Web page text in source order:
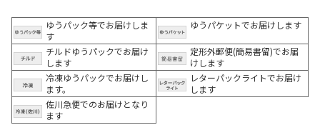
ゆうパック等でお届けしま
す
ゆうパケットでお届けします
チルドゆうパックでお届け
します
定形外郵便(簡易書留)でお届
けします
冷凍ゆうパックでお届けし
ます。
レターパックライトでお届け
します
佐川急便でのお届けとなり
ます